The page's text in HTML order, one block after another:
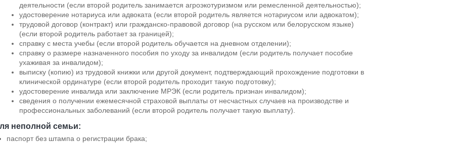
деятельности (если второй родитель занимается агроэкотуризмом или ремесленной деятельностью);
удостоверение нотариуса или адвоката (если второй родитель является нотариусом или адвокатом);
трудовой договор (контракт) или гражданско-правовой договор (на русском или белорусском языке)
(если второй родитель работает за границей);
справку с места учебы (если второй родитель обучается на дневном отделении);
справку о размере назначенного пособия по уходу за инвалидом (если родитель получает пособие
ухаживая за инвалидом);
выписку (копию) из трудовой книжки или другой документ, подтверждающий прохождение подготовки в
клинической ординатуре (если второй родитель проходит такую подготовку);
удостоверение инвалида или заключение МРЭК (если родитель признан инвалидом);
сведения о получении ежемесячной страховой выплаты от несчастных случаев на производстве и
профессиональных заболеваний (если второй родитель получает такую выплату).
неполной семьи:
паспорт без штампа о регистрации брака;